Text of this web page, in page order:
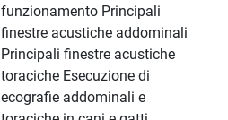
funzionamento Principali
finestre acustiche addominali
Principali finestre acustiche
toraciche Esecuzione di
ecografie addominali e